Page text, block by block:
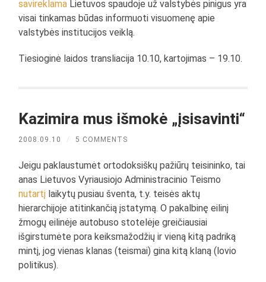
savireklama Lietuvos spaudoje už valstybės pinigus yra
visai tinkamas būdas informuoti visuomenę apie
valstybės institucijos veiklą.
Tiesioginė laidos transliacija 10.10, kartojimas – 19.10.
Kazimira mus išmokė „įsisavinti“
2008.09.10 / 5 COMMENTS
Jeigu paklaustumėt ortodoksiškų pažiūrų teisininko, tai
anas Lietuvos Vyriausiojo Administracinio Teismo
nutartį laikytų pusiau šventa, t.y. teisės aktų
hierarchijoje atitinkančią įstatymą. O pakalbinę eilinį
žmogų eilinėje autobuso stotelėje greičiausiai
išgirstumėte pora keiksmažodžių ir vieną kitą padriką
mintį, jog vienas klanas (teismai) gina kitą klaną (lovio
politikus).